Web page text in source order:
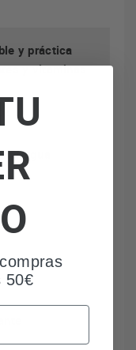
y práctica
y vitaminas
agua
50€